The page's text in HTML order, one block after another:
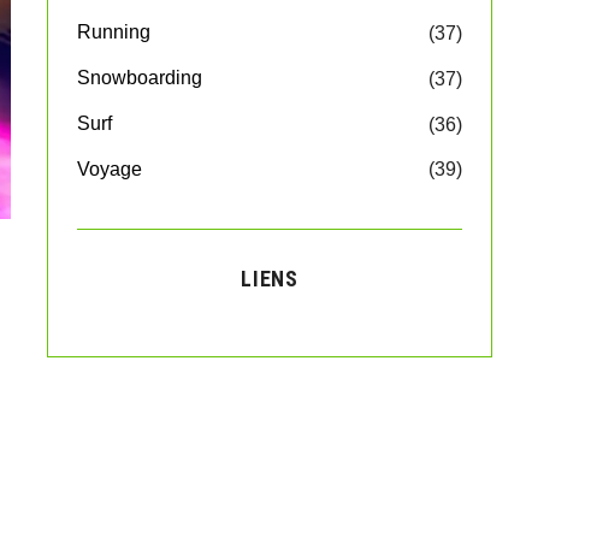
Running (37)
Snowboarding (37)
Surf (36)
Voyage (39)
LIENS